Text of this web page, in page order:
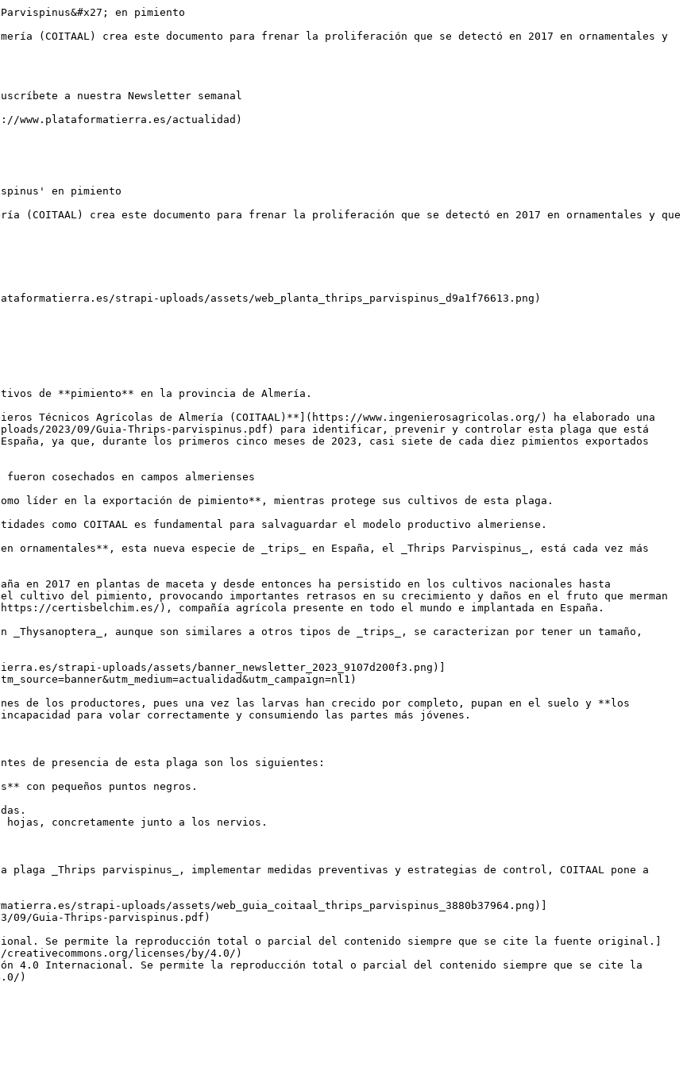
en pimiento
(COITAAL) crea este documento para frenar la proliferación que se detectó en 2017 en ornamentales y
a nuestra Newsletter semanal
www.plataformatierra.es/actualidad)
en pimiento
(COITAAL) crea este documento para frenar la proliferación que se detectó en 2017 en ornamentales y que
strapi-uploads/assets/web_planta_thrips_parvispinus_d9a1f76613.png)
de **pimiento** en la provincia de Almería.
Técnicos Agrícolas de Almería (COITAAL)**](https://www.ingenierosagricolas.org/) ha elaborado una
2023/09/Guia-Thrips-parvispinus.pdf) para identificar, prevenir y controlar esta plaga que está
ya que, durante los primeros cinco meses de 2023, casi siete de cada diez pimientos exportados
cosechados en campos almerienses
líder en la exportación de pimiento**, mientras protege sus cultivos de esta plaga.
como COITAAL es fundamental para salvaguardar el modelo productivo almeriense.
ornamentales**, esta nueva especie de _trips_ en España, el _Thrips Parvispinus_, está cada vez más
en 2017 en plantas de maceta y desde entonces ha persistido en los cultivos nacionales hasta
cultivo del pimiento, provocando importantes retrasos en su crecimiento y daños en el fruto que merman
certisbelchim.es/), compañía agrícola presente en todo el mundo e implantada en España.
_Thysanoptera_, aunque son similares a otros tipos de _trips_, se caracterizan por tener un tamaño,
strapi-uploads/assets/banner_newsletter_2023_9107d200f3.png)]
de los productores, pues una vez las larvas han crecido por completo, pupan en el suelo y **los
para volar correctamente y consumiendo las partes más jóvenes.
de presencia de esta plaga son los siguientes:
con pequeños puntos negros.
concretamente junto a los nervios.
_Thrips parvispinus_, implementar medidas preventivas y estrategias de control, COITAAL pone a
strapi-uploads/assets/web_guia_coitaal_thrips_parvispinus_3880b37964.png)]
09/Guia-Thrips-parvispinus.pdf)
Se permite la reproducción total o parcial del contenido siempre que se cite la fuente original.]
licenses/by/4.0/)
4.0 Internacional. Se permite la reproducción total o parcial del contenido siempre que se cite la
)